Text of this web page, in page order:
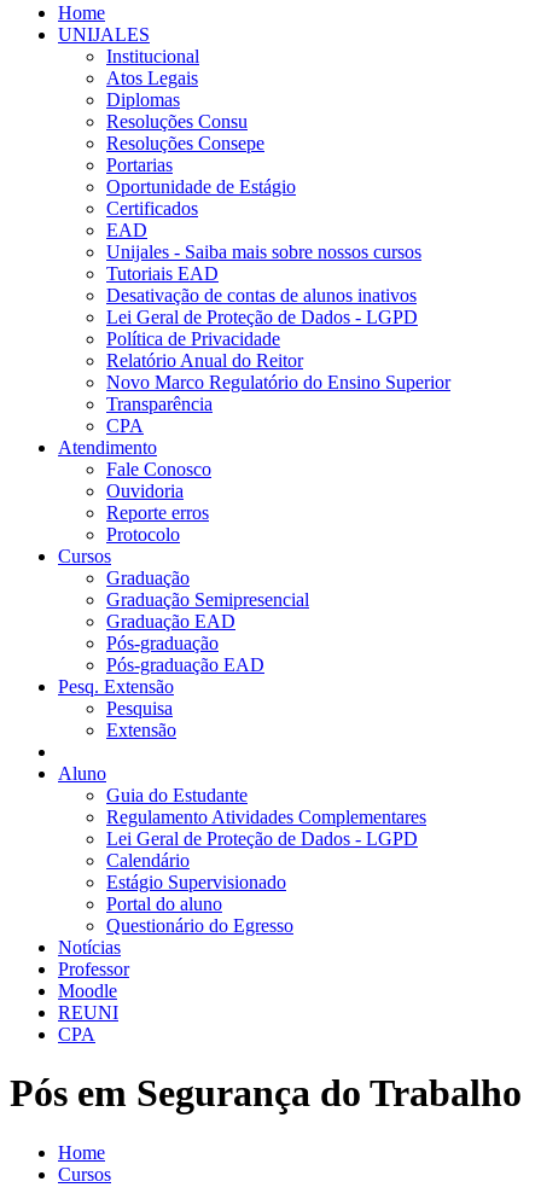
Home
UNIJALES
Institucional
Atos Legais
Diplomas
Resoluções Consu
Resoluções Consepe
Portarias
Oportunidade de Estágio
Certificados
EAD
Unijales - Saiba mais sobre nossos cursos
Tutoriais EAD
Desativação de contas de alunos inativos
Lei Geral de Proteção de Dados - LGPD
Política de Privacidade
Relatório Anual do Reitor
Novo Marco Regulatório do Ensino Superior
Transparência
CPA
Atendimento
Fale Conosco
Ouvidoria
Reporte erros
Protocolo
Cursos
Graduação
Graduação Semipresencial
Graduação EAD
Pós-graduação
Pós-graduação EAD
Pesq. Extensão
Pesquisa
Extensão
Aluno
Guia do Estudante
Regulamento Atividades Complementares
Lei Geral de Proteção de Dados - LGPD
Calendário
Estágio Supervisionado
Portal do aluno
Questionário do Egresso
Notícias
Professor
Moodle
REUNI
CPA
Pós em Segurança do Trabalho
Home
Cursos